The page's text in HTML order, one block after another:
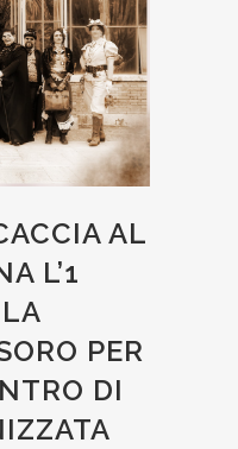
AL
L’1
PER
DI